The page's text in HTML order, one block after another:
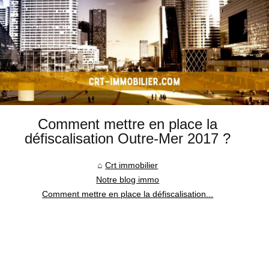
Comment mettre en place la
défiscalisation Outre-Mer 2017 ?
Crt immobilier
Notre blog immo
Comment mettre en place la défiscalisation...